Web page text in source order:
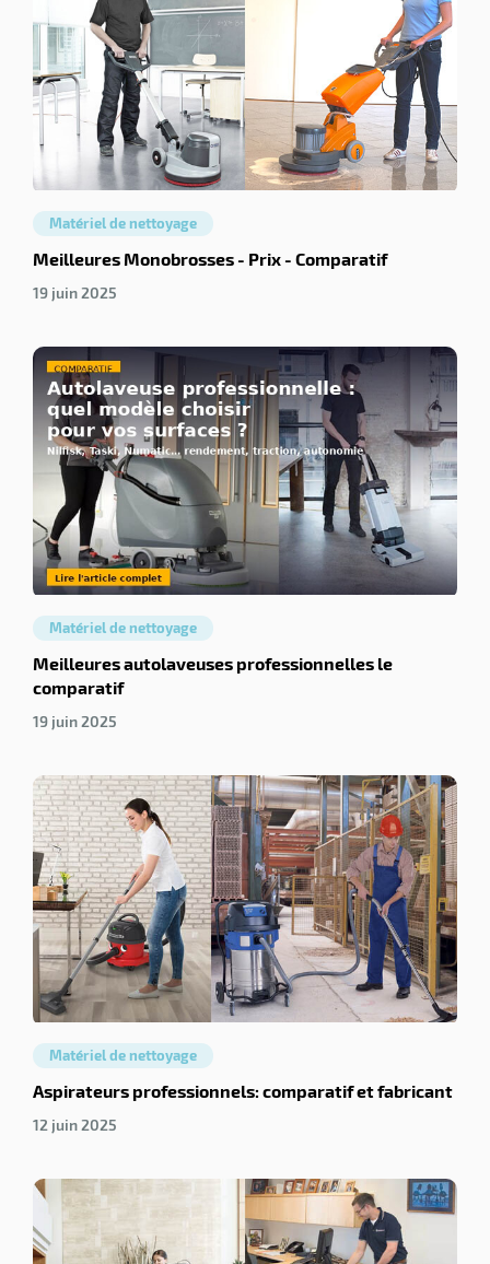
Matériel de nettoyage
Meilleures Monobrosses - Prix - Comparatif
19 juin 2025
Matériel de nettoyage
Meilleures autolaveuses professionnelles le
comparatif
19 juin 2025
Matériel de nettoyage
Aspirateurs professionnels: comparatif et fabricant
12 juin 2025